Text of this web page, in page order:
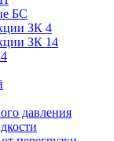
БС
ЗК 4
ЗК 14
давления